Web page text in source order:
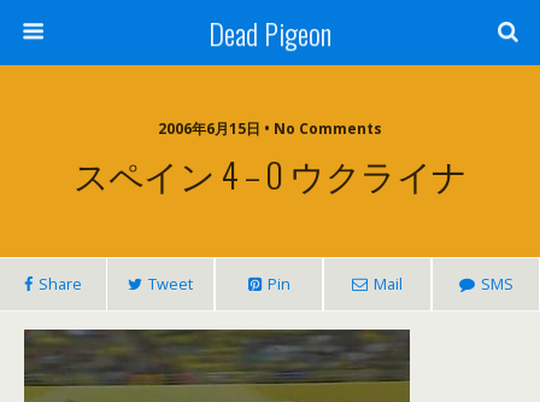
Dead Pigeon
2006年6月15日 • No Comments
スペイン 4 – 0 ウクライナ
Share Tweet Pin Mail SMS